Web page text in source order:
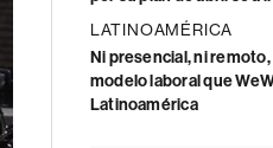
LATINOAMÉRICA
Ni presencial, ni
modelo laboral que
Latinoamérica